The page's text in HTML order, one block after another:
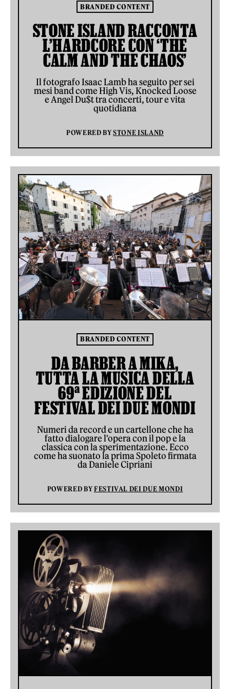
BRANDED CONTENT
STONE ISLAND RACCONTA
L’HARDCORE CON ‘THE
CALM AND THE CHAOS’
Il fotografo Isaac Lamb ha seguito per sei
mesi band come High Vis, Knocked Loose
e Angel Du$t tra concerti, tour e vita
quotidiana
POWERED BYSTONE ISLAND
BRANDED CONTENT
DA BARBER A MIKA,
TUTTA LA MUSICA DELLA
69ª EDIZIONE DEL
FESTIVAL DEI DUE MONDI
Numeri da record e un cartellone che ha
fatto dialogare l'opera con il pop e la
classica con la sperimentazione. Ecco
come ha suonato la prima Spoleto firmata
da Daniele Cipriani
POWERED BYFESTIVAL DEI DUE MONDI